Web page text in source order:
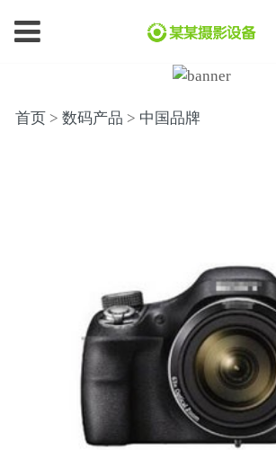
首页> 数码产品 > 中国品牌